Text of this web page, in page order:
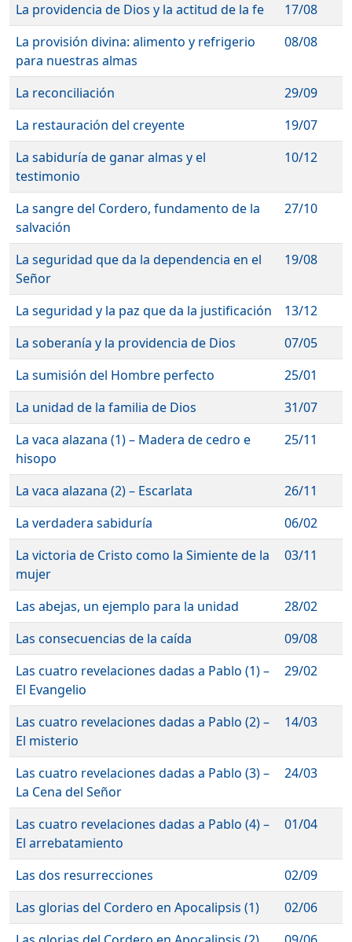
La providencia de Dios y la actitud de la fe
17/08
La provisión divina: alimento y refrigerio
para nuestras almas
08/08
La reconciliación
29/09
La restauración del creyente
19/07
La sabiduría de ganar almas y el
testimonio
10/12
La sangre del Cordero, fundamento de la
salvación
27/10
La seguridad que da la dependencia en el
Señor
19/08
La seguridad y la paz que da la justificación
13/12
La soberanía y la providencia de Dios
07/05
La sumisión del Hombre perfecto
25/01
La unidad de la familia de Dios
31/07
La vaca alazana (1) – Madera de cedro e
hisopo
25/11
La vaca alazana (2) – Escarlata
26/11
La verdadera sabiduría
06/02
La victoria de Cristo como la Simiente de la
mujer
03/11
Las abejas, un ejemplo para la unidad
28/02
Las consecuencias de la caída
09/08
Las cuatro revelaciones dadas a Pablo (1) –
El Evangelio
29/02
Las cuatro revelaciones dadas a Pablo (2) –
El misterio
14/03
Las cuatro revelaciones dadas a Pablo (3) –
La Cena del Señor
24/03
Las cuatro revelaciones dadas a Pablo (4) –
El arrebatamiento
01/04
Las dos resurrecciones
02/09
Las glorias del Cordero en Apocalipsis (1)
02/06